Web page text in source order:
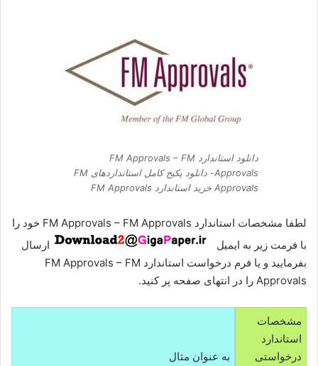
دانلود استاندارد FM Approvals – FM
Approvals- دانلود پکیج کامل استانداردهای FM
Approvals خرید استاندارد FM Approvals
لطفا مشخصات استاندارد FM Approvals – FM Approvals خود را
با فرمت زیر به ایمیل
ارسال
بفرمایید و یا فرم درخواست استاندارد FM Approvals – FM
Approvals را در انتهای صفحه پر کنید.
مشخصات
استاندارد
درخواستی
به عنوان مثال